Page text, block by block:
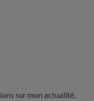
sur mon actualité,